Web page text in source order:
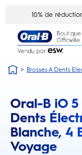
Brosses A Dents
Oral-B iO 5
Dents
Blanche, 4
Voyage
this action will scroll you to the